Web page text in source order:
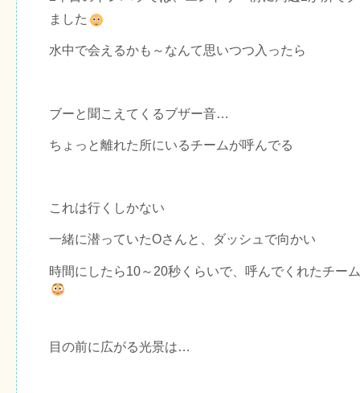
ました
水中で会えるかも～なんて思いつつ入ったら
ブーと聞こえてくるブザー音…
ちょっと離れた所にいるチームが呼んでる
これは行くしかない
一緒に潜っていたOさんと、ダッシュで向かい
時間にしたら10～20秒くらいで、呼んでくれたチー
目の前に広がる光景は…